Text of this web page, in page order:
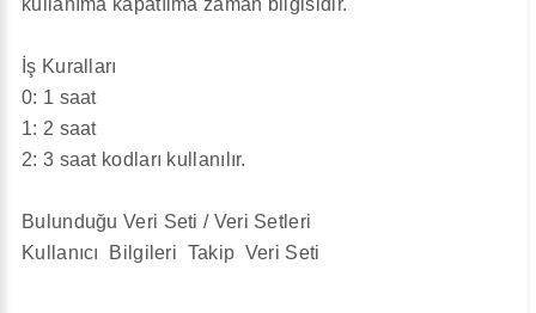
kullanıma kapatılma zaman bilgisidir.
İş Kuralları
0: 1 saat
1: 2 saat
2: 3 saat kodları kullanılır.
Bulunduğu Veri Seti / Veri Setleri
Kullanıcı Bilgileri Takip Veri Seti